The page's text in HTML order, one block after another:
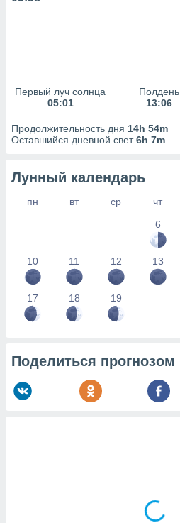
Первый луч солнца
05:01
Полдень
13:06
Продолжительность дня 14h 54m
Оставшийся дневной свет6h 7m
Лунный календарь
пн вт ср чт
6
10 11 12 13
17 18 19
Поделиться прогнозом